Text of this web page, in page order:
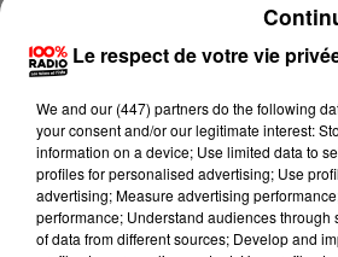
Le respect de votre vie
We and our (447) partnersdo the following
your consent and/or our legitimate interest:
information on a device; Use limited data to
profiles for personalised advertising; Use
advertising; Measure advertising
performance; Understand audiences through
of data from different sources; Develop and